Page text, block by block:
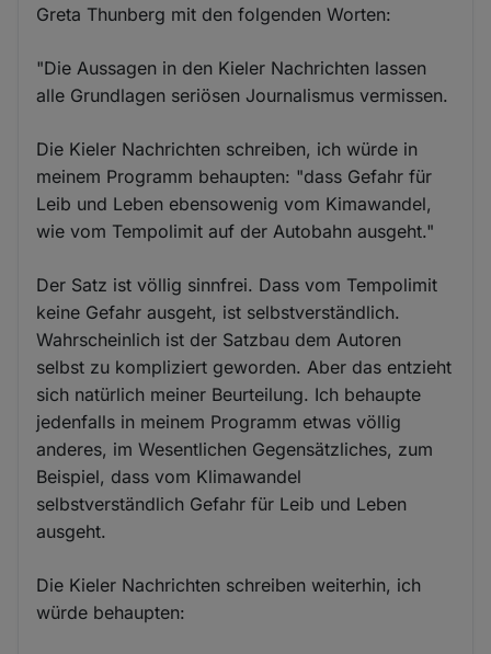
Greta Thunberg mit den folgenden Worten:
"Die Aussagen in den Kieler Nachrichten lassen
alle Grundlagen seriösen Journalismus vermissen.
Die Kieler Nachrichten schreiben, ich würde in
meinem Programm behaupten: "dass Gefahr für
Leib und Leben ebensowenig vom Kimawandel,
wie vom Tempolimit auf der Autobahn ausgeht."
Der Satz ist völlig sinnfrei. Dass vom Tempolimit
keine Gefahr ausgeht, ist selbstverständlich.
Wahrscheinlich ist der Satzbau dem Autoren
selbst zu kompliziert geworden. Aber das entzieht
sich natürlich meiner Beurteilung. Ich behaupte
jedenfalls in meinem Programm etwas völlig
anderes, im Wesentlichen Gegensätzliches, zum
Beispiel, dass vom Klimawandel
selbstverständlich Gefahr für Leib und Leben
ausgeht.
Die Kieler Nachrichten schreiben weiterhin, ich
würde behaupten: